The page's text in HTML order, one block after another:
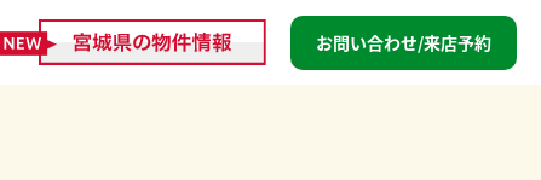
お問い合わせ/来店予約